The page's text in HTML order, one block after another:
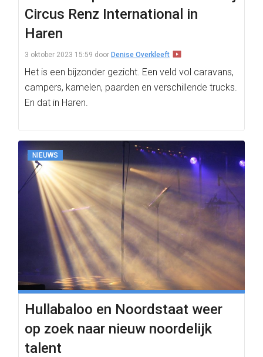
Circus Renz International in
Haren
3 oktober 2023 15:59 door Denise Overkleeft
Het is een bijzonder gezicht. Een veld vol caravans,
campers, kamelen, paarden en verschillende trucks.
En dat in Haren.
NIEUWS
Hullabaloo en Noordstaat weer
op zoek naar nieuw noordelijk
talent